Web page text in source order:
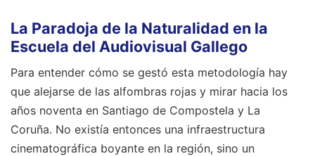
La Paradoja de la Naturalidad en la
Escuela del Audiovisual Gallego
Para entender cómo se gestó esta metodología hay
que alejarse de las alfombras rojas y mirar hacia los
años noventa en Santiago de Compostela y La
Coruña. No existía entonces una infraestructura
cinematográfica boyante en la región, sino un